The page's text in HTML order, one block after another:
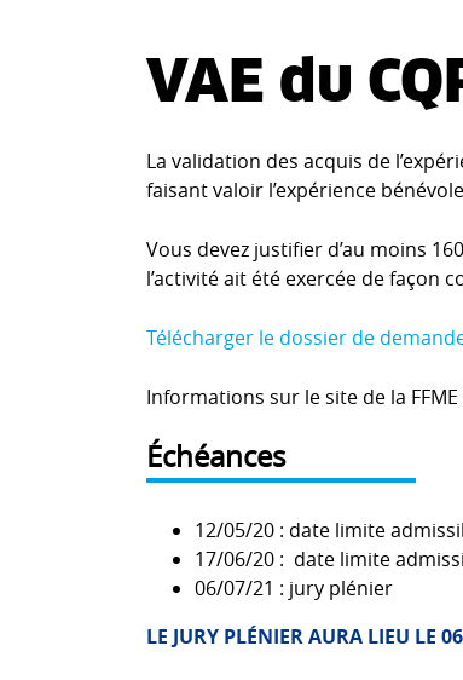
VAE du
La validation des acquis de
faisant valoir l’expérience
Vous devez justifier d’au moins
l’activité ait été exercée de façon
Télécharger le dossier de
Informations sur le site de la
Échéances
12/05/20 : date limite
17/06/20 : date limite
06/07/21 : jury plénier
LE JURY PLÉNIER AURA LIEU LE